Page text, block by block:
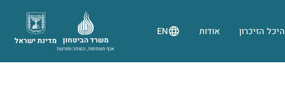
היכל הזיכרון אודות EN
מדינת ישראל משרד הביטחון
אגף משפחות, הנצחה ומורשת